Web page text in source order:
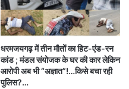
धरमजयगढ़ में तीन मौतों का हिट-एंड-रन
कांड ; मंडल संयोजक के घर की कार लेकिन
आरोपी अब भी “अज्ञात”!…किसे बचा रही
पुलिस?…